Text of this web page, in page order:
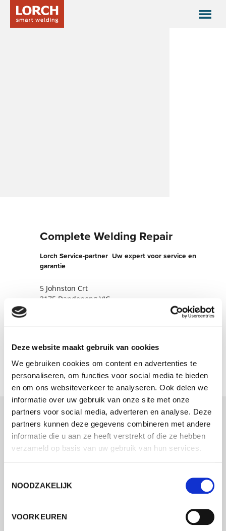
Deze website maakt gebruik van cookies
We gebruiken cookies om content en advertenties te
personaliseren, om functies voor social media te bieden
en om ons websiteverkeer te analyseren. Ook delen we
informatie over uw gebruik van onze site met onze
partners voor social media, adverteren en analyse. Deze
partners kunnen deze gegevens combineren met andere
informatie die u aan ze heeft verstrekt of die ze hebben
verzameld op basis van uw gebruik van hun services.
NOODZAKELIJK
VOORKEUREN
Complete Welding Repair
Lorch Service-partner  Uw expert voor service en
garantie
5 Johnston Crt
3175 Dandenong VIC
+61418993544
Nu contact opnemen
Neem contact met ons op via ons online
formulier en wij nemen zo spoedig